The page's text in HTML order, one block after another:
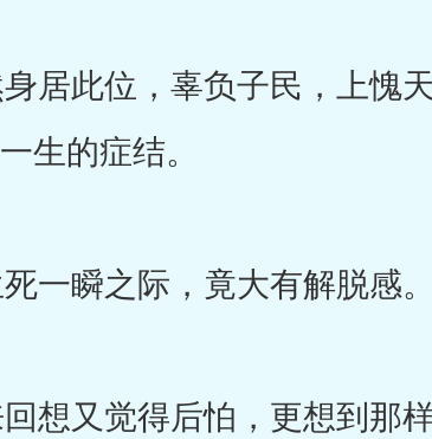
居此位，辜负子民，上愧
生的症结。
一瞬之际，竟大有解脱感。
想又觉得后怕，更想到那